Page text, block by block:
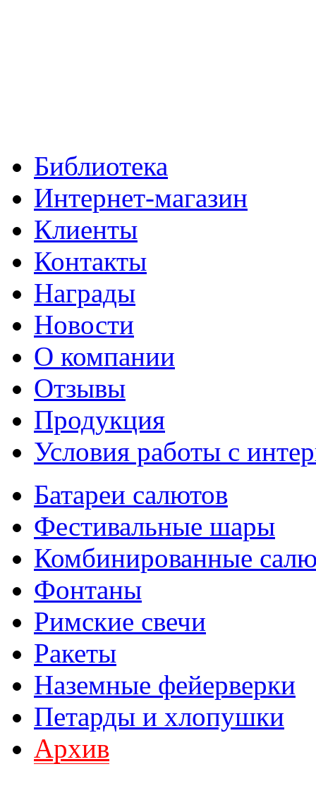
Библиотека
Интернет-магазин
Клиенты
Контакты
Награды
Новости
О компании
Отзывы
Продукция
Условия работы с
Батареи салютов
Фестивальные шары
Комбинированные
Фонтаны
Римские свечи
Ракеты
Наземные фейерверки
Петарды и хлопушки
Архив